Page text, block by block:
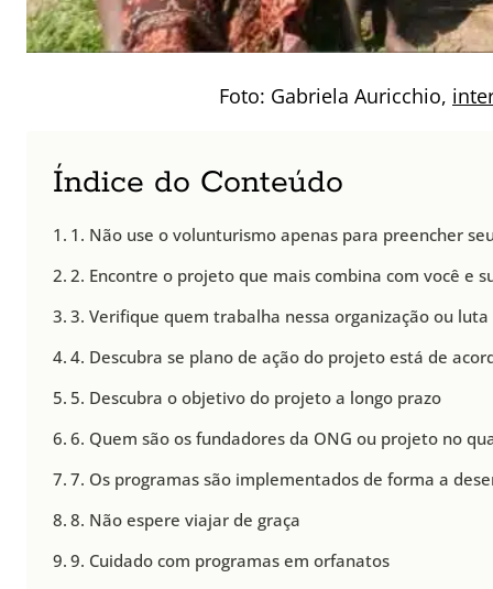
Foto: Gabriela Auricchio,
Índice do Conteúdo
1. Não use o volunturismo apenas para preencher
2. Encontre o projeto que mais combina com você e
3. Verifique quem trabalha nessa organização ou luta
4. Descubra se plano de ação do projeto está de
5. Descubra o objetivo do projeto a longo prazo
6. Quem são os fundadores da ONG ou projeto no
7. Os programas são implementados de forma a
8. Não espere viajar de graça
9. Cuidado com programas em orfanatos